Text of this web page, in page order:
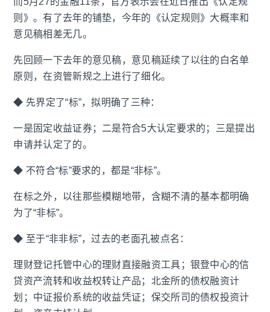
则》。有了去年的铺垫，今年的《认定规则》大概率和
意见稿相差无几。
先回顾一下去年的意见稿，意见稿延续了以往的白名单
原则，在资管新规之上进行了细化。
◆ 先界定了“标”，拟明确了三种：
一是固定收益证券；二是符合5大认定要求的；三是提出
申请并认定了的。
◆ 不符合“标”要求的，都是“非标”。
在标之外，以往那些模糊地带，含糊不清的基本都明确
为了“非标”。
◆ 至于“非非标”，过去的老面孔被点名：
理财登记托管中心的理财直接融资工具；银登中心的信
贷资产流转和收益权转让产品；北金所的债权融资计
划；中证报价系统的收益凭证；保交所司的债权投资计